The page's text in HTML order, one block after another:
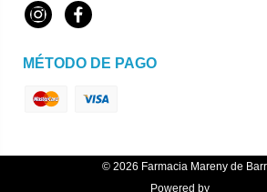
InstagramFacebook
MÉTODO DE PAGO
© 2026 Farmacia Mareny de
Powered by